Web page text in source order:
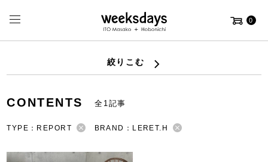
0
絞りこむ
CONTENTS 全1記事
TYPE：REPORT BRAND：LERET.H